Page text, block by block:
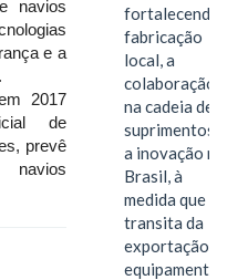
navios
e a
2017
de
prevê
fortalecendo a
fabricação
local, a
colaboração
na cadeia de
suprimentos e
a inovação no
Brasil, à
medida que
transita da
exportação de
equipamentos